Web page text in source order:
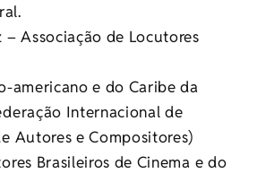
– Associação de Locutores
americano e do Caribe da
Internacional de
Autores e Compositores)
Brasileiros de Cinema e do